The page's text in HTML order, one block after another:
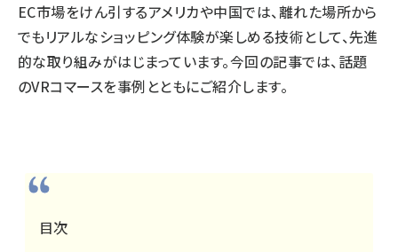
EC市場をけん引するアメリカや中国では、離れた場所から
でもリアルなショッピング体験が楽しめる技術として、先進
的な取り組みがはじまっています。今回の記事では、話題
のVRコマースを事例とともにご紹介します。
目次